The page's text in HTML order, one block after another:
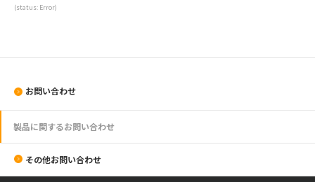
(status: Error)
お問い合わせ
製品に関するお問い合わせ
その他お問い合わせ